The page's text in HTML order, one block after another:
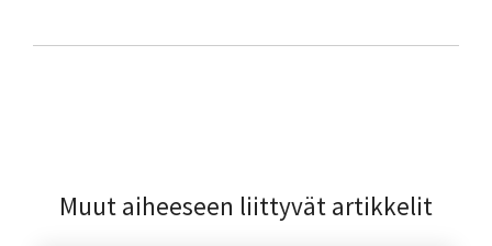
Muut aiheeseen liittyvät artikkelit